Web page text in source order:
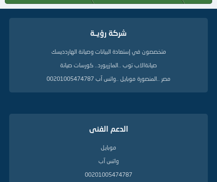
ا
شركة رؤيــة
متخصصون في إستعادة البيانات وصيانة الهاردديسك
صيانةالاب توب ..المازربورد.. كورسات صيانة
مصر ..المنصورة موبايل ..واتس آب 00201005474787
الدعم الفنى
موبايل
واتس آب
00201005474787